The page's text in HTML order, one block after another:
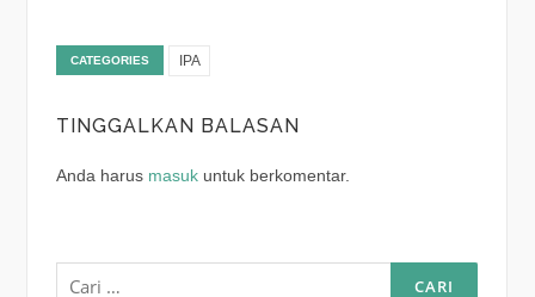
CATEGORIES IPA
TINGGALKAN BALASAN
Anda harus masukuntuk berkomentar.
Cari
untuk: